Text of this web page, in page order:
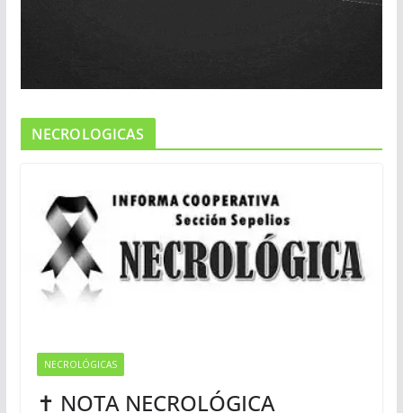
NECROLOGICAS
NECROLÓGICAS
✝ NOTA NECROLÓGICA